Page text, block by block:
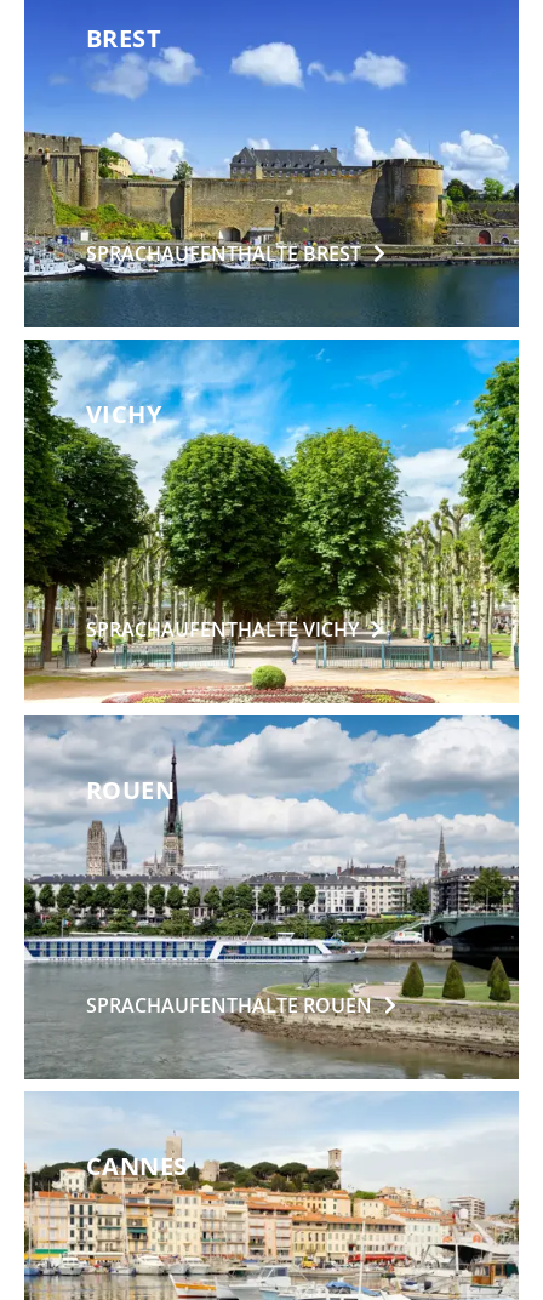
BREST
SPRACHAUFENTHALTEBREST
VICHY
SPRACHAUFENTHALTEVICHY
ROUEN
SPRACHAUFENTHALTEROUEN
CANNES